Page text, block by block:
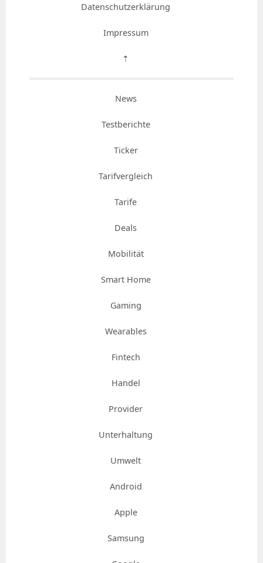
Datenschutzerklärung
Impressum
⇡
News
Testberichte
Ticker
Tarifvergleich
Tarife
Deals
Mobilität
Smart Home
Gaming
Wearables
Fintech
Handel
Provider
Unterhaltung
Umwelt
Android
Apple
Samsung